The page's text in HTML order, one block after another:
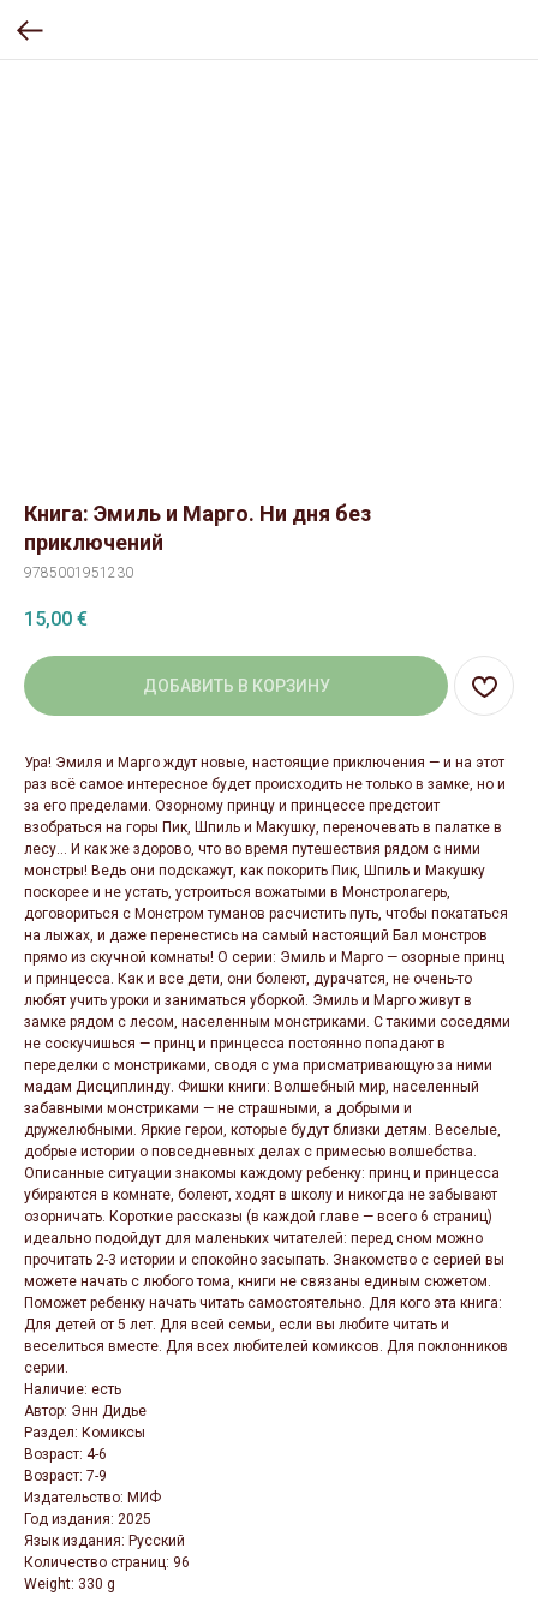
Книга: Эмиль и Марго. Ни дня без
приключений
9785001951230
15,00 €
ДОБАВИТЬ В КОРЗИНУ
Ура! Эмиля и Марго ждут новые, настоящие приключения — и на этот
раз всё самое интересное будет происходить не только в замке, но и
за его пределами. Озорному принцу и принцессе предстоит
взобраться на горы Пик, Шпиль и Макушку, переночевать в палатке в
лесу... И как же здорово, что во время путешествия рядом с ними
монстры! Ведь они подскажут, как покорить Пик, Шпиль и Макушку
поскорее и не устать, устроиться вожатыми в Монстролагерь,
договориться с Монстром туманов расчистить путь, чтобы покататься
на лыжах, и даже перенестись на самый настоящий Бал монстров
прямо из скучной комнаты! О серии: Эмиль и Марго — озорные принц
и принцесса. Как и все дети, они болеют, дурачатся, не очень-то
любят учить уроки и заниматься уборкой. Эмиль и Марго живут в
замке рядом с лесом, населенным монстриками. С такими соседями
не соскучишься — принц и принцесса постоянно попадают в
переделки с монстриками, сводя с ума присматривающую за ними
мадам Дисциплинду. Фишки книги: Волшебный мир, населенный
забавными монстриками — не страшными, а добрыми и
дружелюбными. Яркие герои, которые будут близки детям. Веселые,
добрые истории о повседневных делах с примесью волшебства.
Описанные ситуации знакомы каждому ребенку: принц и принцесса
убираются в комнате, болеют, ходят в школу и никогда не забывают
озорничать. Короткие рассказы (в каждой главе — всего 6 страниц)
идеально подойдут для маленьких читателей: перед сном можно
прочитать 2-3 истории и спокойно засыпать. Знакомство с серией вы
можете начать с любого тома, книги не связаны единым сюжетом.
Поможет ребенку начать читать самостоятельно. Для кого эта книга:
Для детей от 5 лет. Для всей семьи, если вы любите читать и
веселиться вместе. Для всех любителей комиксов. Для поклонников
серии.
Наличие: есть
Автор: Энн Дидье
Раздел: Комиксы
Возраст: 4-6
Возраст: 7-9
Издательство: МИФ
Год издания: 2025
Язык издания: Русский
Количество страниц: 96
Weight: 330 g